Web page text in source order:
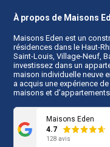
À propos de Maisons
Maisons Eden est un
résidences dans le Haut-
Saint-Louis, Village-Neuf,
investissez dans un
maison individuelle neuve
a acquis une expérience
maisons et
Maisons Eden
4.7
128 avis